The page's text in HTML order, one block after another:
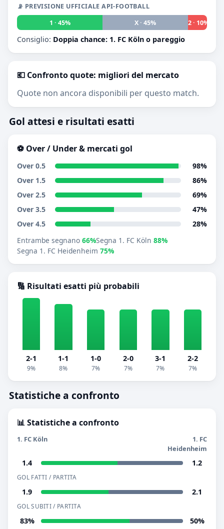
📡 PREVISIONE UFFICIALE API-FOOTBALL
1 · 45%
X · 45% 2 · 10%
Consiglio: Doppia chance: 1. FC Köln o pareggio
💶 Confronto quote: migliori del mercato
Quote non ancora disponibili per questo match.
Gol attesi e risultati esatti
⚽ Over / Under & mercati gol
Over 0.5
98%
Over 1.5
86%
Over 2.5
69%
Over 3.5
47%
Over 4.5
28%
Entrambe segnano 66%Segna 1. FC Köln 88%
Segna 1. FC Heidenheim 75%
🔢 Risultati esatti più probabili
2-1
9%
1-1
8%
1-0
7%
2-0
7%
3-1
7%
2-2
7%
Statistiche a confronto
📊 Statistiche a confronto
1. FC Köln
1. FC
Heidenheim
1.4 1.2
GOL FATTI / PARTITA
1.9 2.1
GOL SUBITI / PARTITA
83% 50%